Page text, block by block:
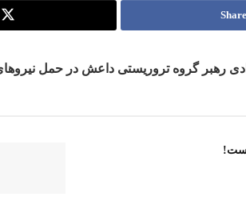
رهبر گروه تروریستی داعش در حمل